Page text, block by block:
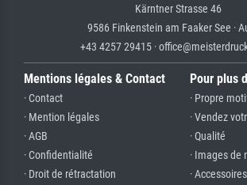
Kärntner Strasse 46
9586 Finkenstein am Faaker See ·
+43 4257 29415 ·
Mentions légales & Contact
· Contact
· Mention légales
· AGB
· Confidentialité
· Droit de rétractation
Pour plus
· Propre
· Vendez
· Qualité
· Images de
· Accessoires